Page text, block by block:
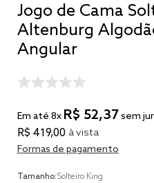
Jogo de Cama
Altenburg
Angular
Em até 8x R$ 52,37sem
R$ 419,00 à vista
Formas de pagamento
Tamanho:Solteiro King
fronha
jogos cama
solteiro
cobre leito